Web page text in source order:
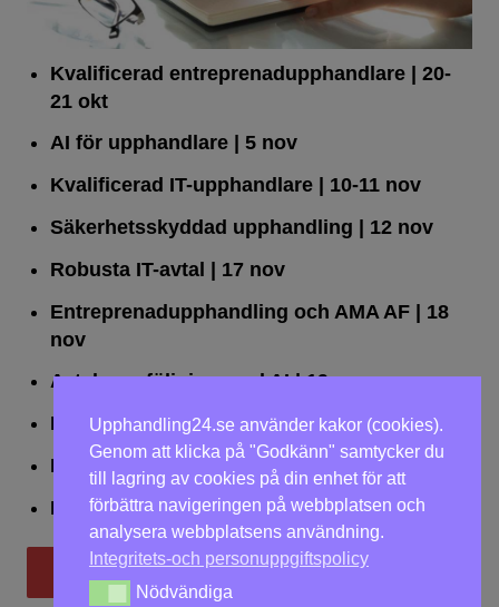
Kvalificerad entreprenad­upphandlare | 20-
21 okt
AI för upphandlare| 5 nov
Kvalificerad IT-upphandlare| 10-11 nov
Säkerhetsskyddad upphandling | 12 nov
Robusta IT-avtal | 17 nov
Entreprenadupphandling och AMA AF| 18
nov
Avtalsuppföljning med AI| 19 nov
Leda upphandlingar effektivt| 25 nov
Dialogförfaranden | 26 nov
LOU på två dagar| 2-3 dec
Till utbildningar
Upphandling24.se använder kakor (cookies).
Genom att klicka på "Godkänn" samtycker du
till lagring av cookies på din enhet för att
förbättra navigeringen på webbplatsen och
analysera webbplatsens användning.
Integritets-och personuppgiftspolicy
Nödvändiga
Nödvändiga